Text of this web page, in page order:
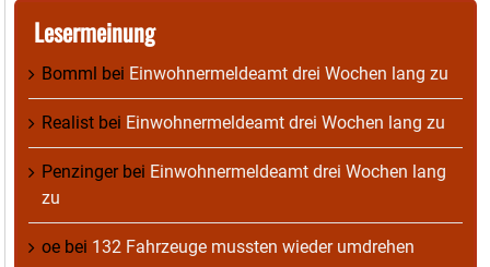
Lesermeinung
Bomml bei Einwohnermeldeamt drei Wochen lang zu
Realist bei Einwohnermeldeamt drei Wochen lang zu
Penzingerbei Einwohnermeldeamt drei Wochen lang
zu
oe bei 132 Fahrzeuge mussten wieder umdrehen